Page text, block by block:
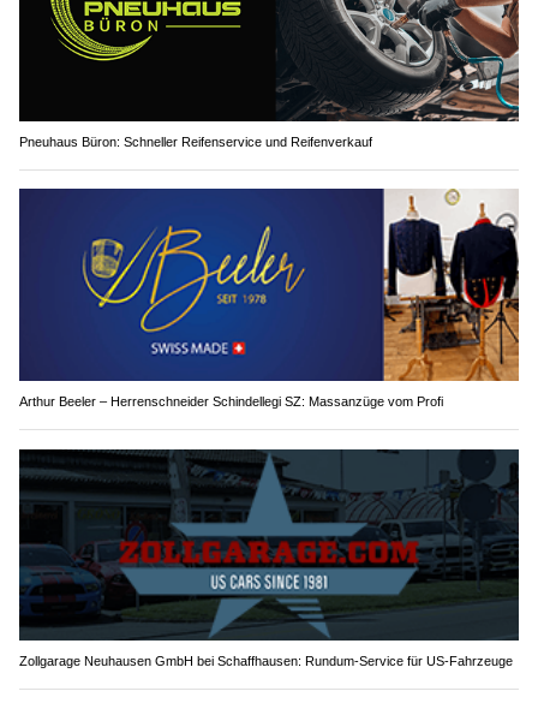
Pneuhaus Büron: Schneller Reifenservice und Reifenverkauf
Arthur Beeler – Herrenschneider Schindellegi SZ: Massanzüge vom Profi
Zollgarage Neuhausen GmbH bei Schaffhausen: Rundum-Service für US-Fahrzeuge